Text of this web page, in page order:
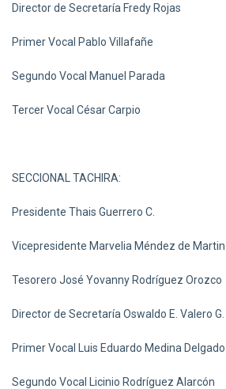
Director de Secretaría Fredy Rojas
Primer Vocal Pablo Villafañe
Segundo Vocal Manuel Parada
Tercer Vocal César Carpio
SECCIONAL TACHIRA:
Presidente Thais Guerrero C.
Vicepresidente Marvelia Méndez de Martin
Tesorero José Yovanny Rodríguez Orozco
Director de Secretaría Oswaldo E. Valero G.
Primer Vocal Luis Eduardo Medina Delgado
Segundo Vocal Licinio Rodríguez Alarcón